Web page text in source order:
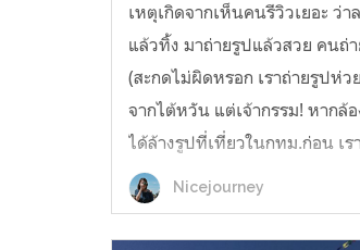
เหตุเกิดจากเห็นคนรีวิวเยอะ ว่
แล้วทิ้ง มาถ่ายรูปแล้วสวย คนถ่
(สะกดไม่ผิดหรอก เราถ่ายรูปห่ว
จากไต้หวัน แต่เจ้ากรรม! หากล้อ
ได้ล้างรูปที่เที่ยวในกทม.ก่อน เร
เมืองที่เหมาะกับรูปฟิล์มมากอะ จ
หรอ ก็็ไม่น่าใช่ แต...
Nicejourney